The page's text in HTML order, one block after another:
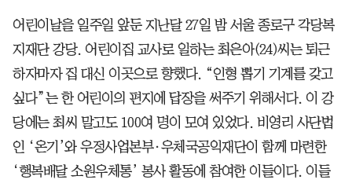
어린이날을 일주일 앞둔 지난달 27일 밤 서울 종로구 각당복
지재단 강당. 어린이집 교사로 일하는 최은아(24)씨는 퇴근
하자마자 집 대신 이곳으로 향했다. “인형 뽑기 기계를 갖고
싶다”는 한 어린이의 편지에 답장을 써주기 위해서다. 이 강
당에는 최씨 말고도 100여 명이 모여 있었다. 비영리 사단법
인 ‘온기’와 우정사업본부·우체국공익재단이 함께 마련한
‘행복배달 소원우체통’ 봉사 활동에 참여한 이들이다. 이들